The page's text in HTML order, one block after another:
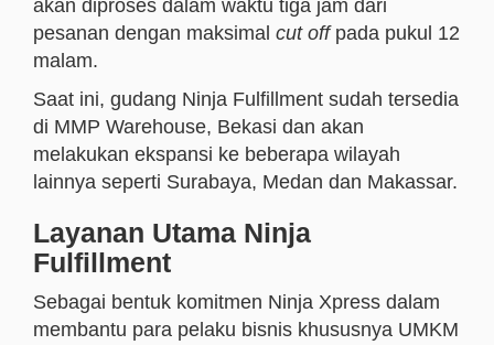
akan diproses dalam waktu tiga jam dari
pesanan dengan maksimal cut offpada pukul 12
malam.
Saat ini, gudang Ninja Fulfillment sudah tersedia
di MMP Warehouse, Bekasi dan akan
melakukan ekspansi ke beberapa wilayah
lainnya seperti Surabaya, Medan dan Makassar.
Layanan Utama Ninja
Fulfillment
Sebagai bentuk komitmen Ninja Xpress dalam
membantu para pelaku bisnis khususnya UMKM